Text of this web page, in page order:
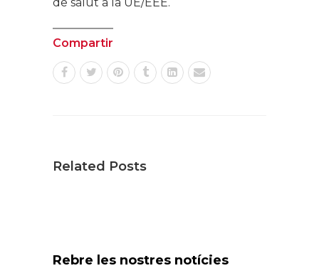
Compartir
Related Posts
Rebre les nostres notícies